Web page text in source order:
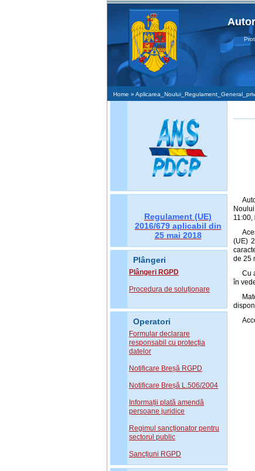
Home »
Regulament (UE)
2016/679 aplicabil din
25 mai 2018
Plângeri
Plângeri RGPD
Procedura de soluționare
Operatori
Formular declarare
responsabil cu protecția
datelor
Notificare Breșă RGPD
Notificare Breșă L.506/2004
Informații plată amendă
persoane juridice
Regimul sancționator pentru
sectorul public
Sancțiuni RGPD
(UE)
de 25
Cu
în